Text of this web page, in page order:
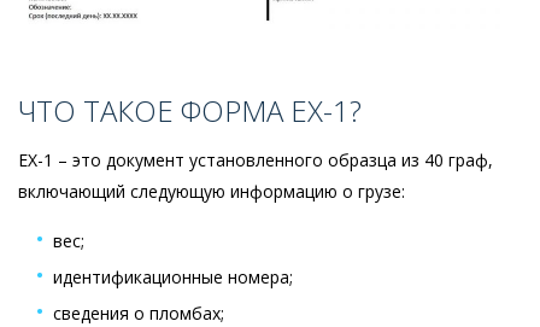
ЧТО ТАКОЕ ФОРМА EX-1?
EX-1 – это документ установленного образца из 40 граф,
включающий следующую информацию о грузе:
вес;
идентификационные номера;
сведения о пломбах;